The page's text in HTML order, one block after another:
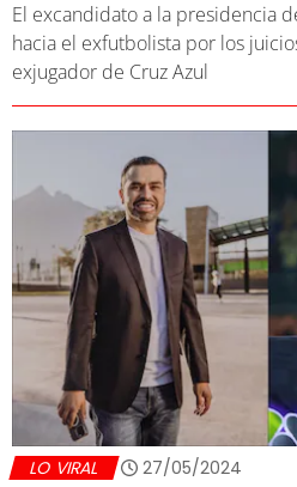
El excandidato a la presidencia
hacia el exfutbolista por los
exjugador de Cruz Azul
LO VIRAL 27/05/2024